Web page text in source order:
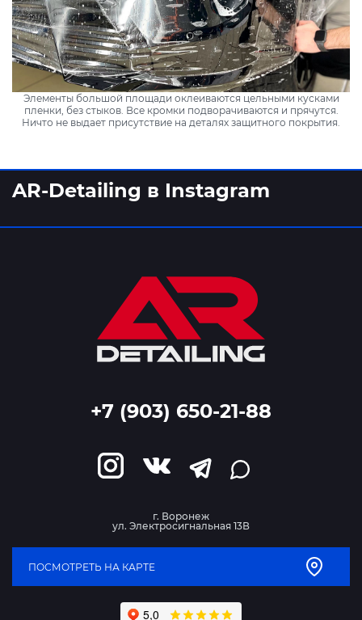
Элементы большой площади оклеиваются цельными кусками
пленки, без стыков. Все кромки подворачиваются и прячутся.
Ничто не выдает присутствие на деталях защитного покрытия.
AR-Detailing в Instagram
+7 (903) 650-21-88
г. Воронеж
ул. Электросигнальная 13В
ПОСМОТРЕТЬ НА КАРТЕ